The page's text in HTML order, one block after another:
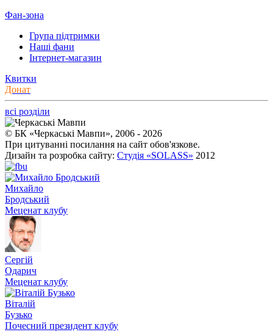
Фан-зона
Група підтримки
Наші фани
Інтернет-магазин
Квитки
Донат
всі розділи
© БК «Черкаські Мавпи», 2006 - 2026
При цитуванні посилання на сайт обов'язкове.
Дизайн та розробка сайту: Студія «SOLASS» 2012
Михайло
Бродський
Меценат клубу
Сергій
Одарич
Меценат клубу
Віталій
Бузько
Почесний президент клубу